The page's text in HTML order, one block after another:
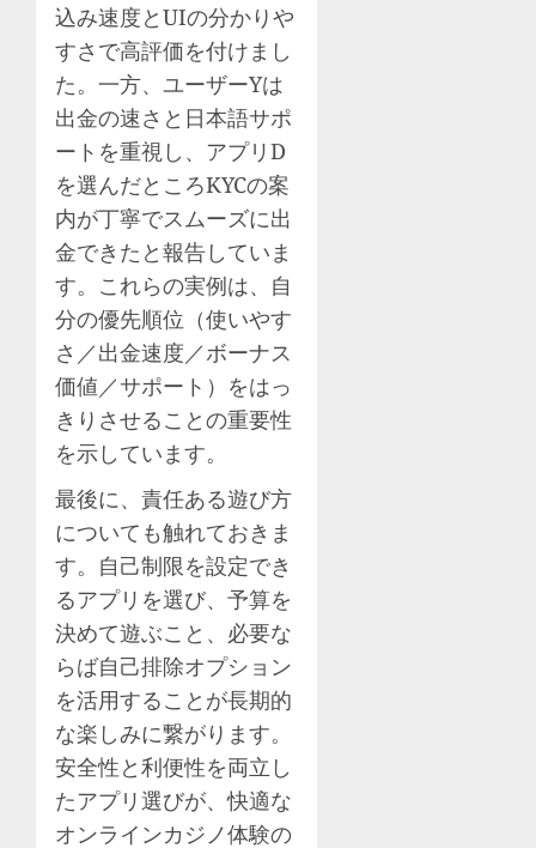
込み速度とUIの分かりや
すさで高評価を付けまし
た。一方、ユーザーYは
出金の速さと日本語サポ
ートを重視し、アプリD
を選んだところKYCの案
内が丁寧でスムーズに出
金できたと報告していま
す。これらの実例は、自
分の優先順位（使いやす
さ／出金速度／ボーナス
価値／サポート）をはっ
きりさせることの重要性
を示しています。
最後に、責任ある遊び方
についても触れておきま
す。自己制限を設定でき
るアプリを選び、予算を
決めて遊ぶこと、必要な
らば自己排除オプション
を活用することが長期的
な楽しみに繋がります。
安全性と利便性を両立し
たアプリ選びが、快適な
オンラインカジノ体験の